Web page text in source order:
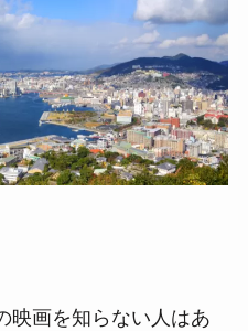
映画を知らない人はあ